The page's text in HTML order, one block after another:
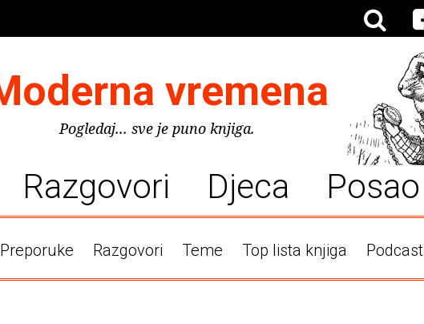
vremena
Pogledaj... sve je puno knjiga.
Razgovori Djeca Posao
Preporuke Razgovori Teme Top lista knjiga Podcast